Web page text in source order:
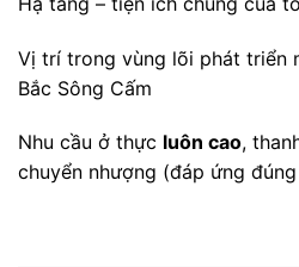
Vị trí trong vùng lõi phát triển
Bắc Sông Cấm
Nhu cầu ở thực luôn cao,
chuyển nhượng (đáp ứng